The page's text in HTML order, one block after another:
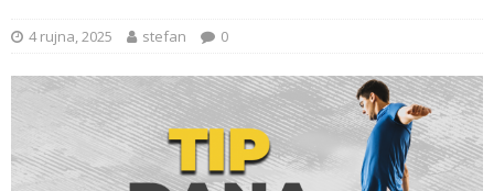
4 rujna, 2025 stefan 0